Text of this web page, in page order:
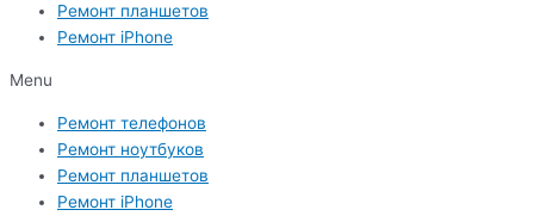
Ремонт планшетов
Ремонт iPhone
Menu
Ремонт телефонов
Ремонт ноутбуков
Ремонт планшетов
Ремонт iPhone